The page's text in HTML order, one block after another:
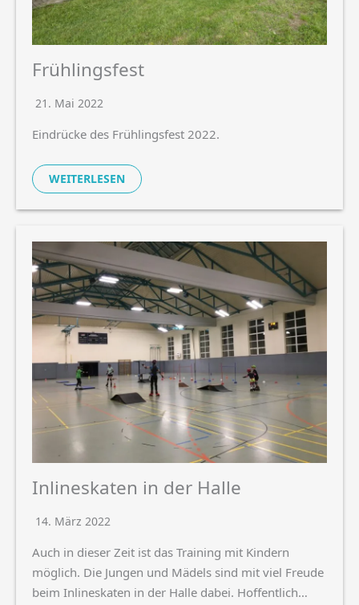
Frühlingsfest
21. Mai 2022
Eindrücke des Frühlingsfest 2022.
WEITERLESEN
Inlineskaten in der Halle
14. März 2022
Auch in dieser Zeit ist das Training mit Kindern
möglich. Die Jungen und Mädels sind mit viel Freude
beim Inlineskaten in der Halle dabei. Hoffentlich…